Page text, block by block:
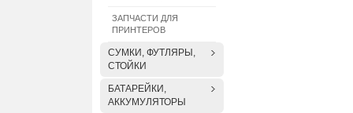
ЗАПЧАСТИ ДЛЯ
ПРИНТЕРОВ
СУМКИ, ФУТЛЯРЫ,
СТОЙКИ
БАТАРЕЙКИ,
АККУМУЛЯТОРЫ